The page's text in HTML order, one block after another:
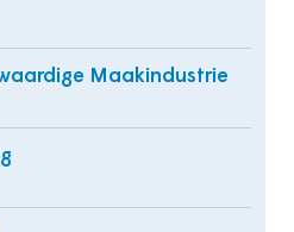
Maakindustrie